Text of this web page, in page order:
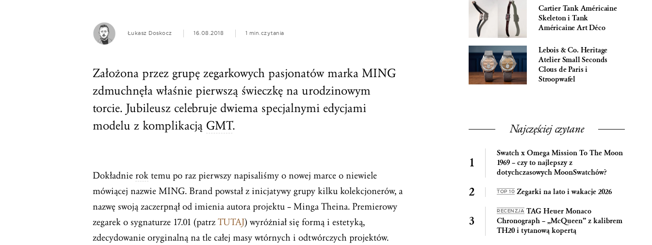
Łukasz Doskocz 16.08.2018 1 min.czytania
Założona przez grupę zegarkowych pasjonatów marka MING
zdmuchnęła właśnie pierwszą świeczkę na urodzinowym
torcie. Jubileusz celebruje dwiema specjalnymi edycjami
modelu z komplikacją GMT.
Dokładnie rok temu po raz pierwszy napisaliśmy o nowej marce o niewiele
mówiącej nazwie MING. Brand powstał z inicjatywy grupy kilku kolekcjonerów, a
nazwę swoją zaczerpnął od imienia autora projektu – Minga Theina. Premierowy
zegarek o sygnaturze 17.01 (patrz TUTAJ) wyróżniał się formą i estetyką,
zdecydowanie oryginalną na tle całej masy wtórnych i odtwórczych projektów.
Cartier Tank Américaine
Skeleton i Tank
Américaine Art Déco
Lebois & Co. Heritage
Atelier Small Seconds
Clous de Paris i
Stroopwafel
Najczęściej czytane
Swatch x Omega Mission To The Moon
1969 – czy to najlepszy z
dotychczasowych MoonSwatchów?
TOP 10 Zegarki na lato i wakacje 2026
RECENZJA TAG Heuer Monaco
Chronograph – „McQueen” z kalibrem
TH20 i tytanową kopertą